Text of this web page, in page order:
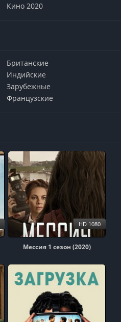
Кино 2020
Британские
Индийские
Зарубежные
Французские
Мессия 1 сезон (2020)
HD 1080